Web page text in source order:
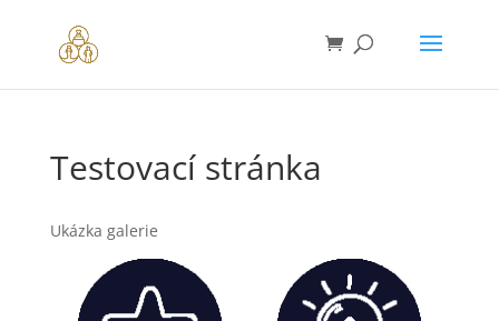
Testovací stránka
Ukázka galerie